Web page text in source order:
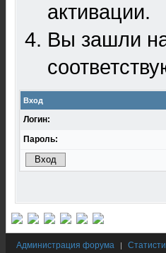
активации.
Вы зашли
Вход
Логин:
Пароль:
Администрация форума |